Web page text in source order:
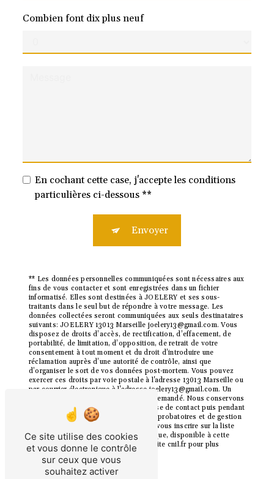
Combien font dix plus neuf
En cochant cette case, j'accepte les conditions
particulières ci-dessous **
Envoyer
** Les données personnelles communiquées sont nécessaires aux
fins de vous contacter et sont enregistrées dans un fichier
informatisé. Elles sont destinées à JOELERY et ses sous-
traitants dans le seul but de répondre à votre message. Les
données collectées seront communiquées aux seuls destinataires
suivants: JOELERY 13013 Marseille joelery13@gmail.com. Vous
disposez de droits d’accès, de rectification, d’effacement, de
portabilité, de limitation, d’opposition, de retrait de votre
consentement à tout moment et du droit d’introduire une
réclamation auprès d’une autorité de contrôle, ainsi que
d’organiser le sort de vos données post-mortem. Vous pouvez
exercer ces droits par voie postale à l'adresse 13013 Marseille ou
par courrier électronique à l'adresse joelery13@gmail.com. Un
justificatif d'identité pourra vous être demandé. Nous conservons
vos données pendant la période de prise de contact puis pendant
la durée de prescription légale aux fins probatoires et de gestion
des contentieux. Vous avez le droit de vous inscrire sur la liste
d'opposition au démarchage téléphonique, disponible à cette
adresse: Bloctel.gouv.fr. Consultez le site cnil.fr pour plus
d’informations sur vos droits.
Ce site utilise des cookies
et vous donne le contrôle
sur ceux que vous
souhaitez activer